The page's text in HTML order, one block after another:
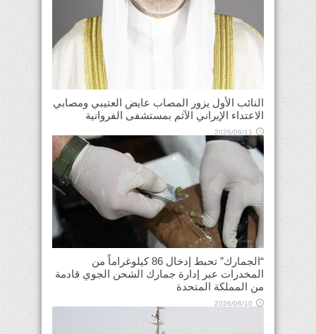
النائب الأول يزور المصاب عايض العتيبي ومصابي
الاعتداء الإيراني الآثم بمستشفى الفروانية
2026/06/11
“الجمارك” تحبط إدخال 86 كيلوغراماً من
المخدرات عبر إدارة جمارك الشحن الجوي قادمة
من المملكة المتحدة
2026/06/10